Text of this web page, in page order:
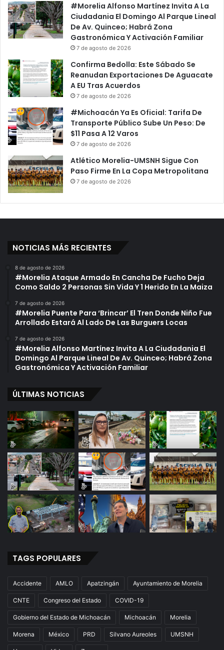
#Morelia Alfonso Martínez Invita A La
Ciudadania El Domingo Al Parque Lineal
De Av. Quinceo; Habrá Zona
Gastronómica Y Activación Familiar
7 de agosto de 2026
Confirma Bedolla: Este Sábado Se
Reanudan Exportaciones De Aguacate
A EU Tras Acuerdos
7 de agosto de 2026
#Michoacán Ya Es Oficial: Tarifa De
Transporte Público Sube Un Peso: De
$11 Pasa A 12 Varos
7 de agosto de 2026
Atlético Morelia-UMSNH Sigue Con
Paso Firme En La Copa Metropolitana
7 de agosto de 2026
NOTICIAS MÁS RECIENTES
8 de agosto de 2026
#Morelia Ataque Armado En Cancha De Fucho Deja
Como Saldo 2 Personas Sin Vida Y 1 Herido En La Maiza
7 de agosto de 2026
#Morelia Puente Para ‘Brincar’ El Tren Donde Niño Fue
Arrollado Estará Al Lado De Las Burguers Locas
7 de agosto de 2026
#Morelia Alfonso Martínez Invita A La Ciudadania El
Domingo Al Parque Lineal De Av. Quinceo; Habrá Zona
Gastronómica Y Activación Familiar
ÚLTIMAS NOTICIAS
TAGS POPULARES
Accidente AMLO Apatzingán Ayuntamiento de Morelia
CNTE Congreso del Estado COVID-19
Gobierno del Estado de Michoacán Michoacán Morelia
Morena México PRD Silvano Aureoles UMSNH